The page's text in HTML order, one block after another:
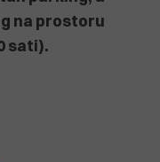
na prostoru
sati).